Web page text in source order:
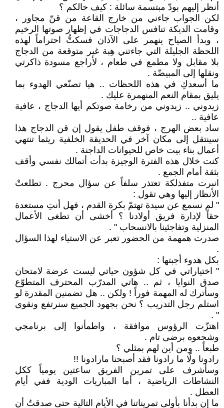
أنظر إليهم بودّ مبتسمة سائلة : كيف حالكم ؟
لكن الجواب جاءني من خارج القاعة من قنّ مجاور ،
وقامت الديكة تنافس الدجاجات في إظهار صوتها الرخيم
، وبدأ الصياح ينهمر على الآذان فسكتُّ احتراماً لهذه
اللحظة الجليلة التي جاءتني هِبة غير متوقعة من الدجاج
بلا مقابل ولا مطمع في طعام ، لأراجع مسودة ذاكرتي
ونقلها إلى المبيضّة .
ما أسعدكِ في هذه اللحظات .. هيا تصنّعي الهدوء بما
يليق بمقام النعم المنهمرة عليك .
زيدوني .. زيدوني من رخامة صوتكم أيها الدجاج ، عافية
عافية ..
ساد بعض الهرج ، فوقف طفل يقول إن قن الدجاج هذا
سينتقل إلى مكان آخر في الحديقة الخلفية ريثما تنتهي
أعمال بناء بيت خاص للحيوانات الداجنة .
كنت خلال هذه الفترة الوجيزة بدأت أتمالك نفسي وأقف
بثقة أمام الجمع .
انبرت متفذلكة تعتذر سلفاً عن سؤال محرج . تطلعتْ
الأنظار إليها وهي تقول :
" لم نسمع عن سيدة تهتمّ بكرة القدم ، فهل أنتِ مستعدة
حقاً لإدارة فريق أولادنا ؟ أخشى أن تطغى الأعمال
المنزلية وتفاجئينا بالانسحاب " .
صدرت همهمة من الحضور تعبر عن الاستياء لهذا السؤال
.
بكل هدوء أجبتها :
" اختياراتي في كل شؤون حياتي ليست عرضة لامتحان
صدق النوايا ، ثم .. هاتي المدرّب المحترف المتطوّع
وسأترك له المهمة فوراً ! ولكن .. هل تضمنين المقدرة لو
استلم رجل التدريب ؟ نحن بجهود الجميع سنرتفع ونقوى
" .
اهتزّت الرؤوس موافقة ، واطمأنوا إلى برنامجي
وشجعوه برضى تام .
طبعاً .. ومن أين لهم بمثلي ؟
رادونا ولّا ما رادونا فقد أصبحنا مارادونا !!
وسأشرف على تمرين الفريق ساعتين يومياً ككل
النشاطات الرياضية ، أما المباريات الودية ففي أيام
العطل .
ما إن بدأنا بأولى تمريناتنا في الأيام التالية حتى صدقتُ أن